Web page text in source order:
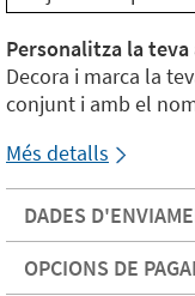
Personalitza la
Decora i marca la
conjunt i amb el
Més detalls
DADES
OPCIONS DE